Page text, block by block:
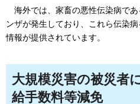
海外では、家畜の悪性伝染病で
ンザが発生しており、これら伝染
情報が提供されています。
大規模災害の被災者
給手数料等減免